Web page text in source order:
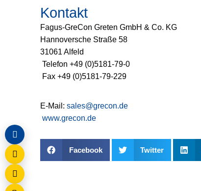
Kontakt
Fagus-GreCon Greten GmbH & Co. KG
Hannoversche Straße 58
31061 Alfeld
Telefon +49 (0)5181-79-0
Fax +49 (0)5181-79-229
E-Mail: sales@grecon.de
www.grecon.de
Facebook Twitter